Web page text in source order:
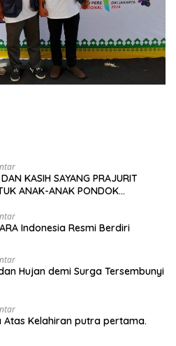
SAYANG PRAJURIT
ANAK-ANAK PONDOK
Indonesia Resmi Berdiri
Hujan demi Surga Tersembunyi
Atas Kelahiran putra pertama.